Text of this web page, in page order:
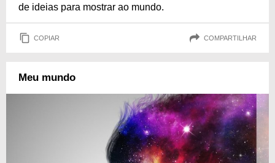
de ideias para mostrar ao mundo.
COPIAR COMPARTILHAR
Meu mundo